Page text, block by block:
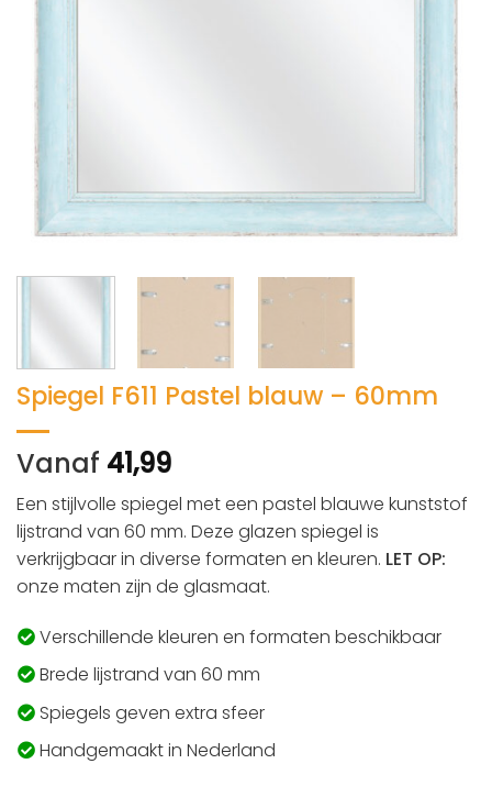
Spiegel F611 Pastel blauw – 60mm
Vanaf 41,99
Een stijlvolle spiegel met een pastel blauwe kunststof
lijstrand van 60 mm. Deze glazen spiegel is
verkrijgbaar in diverse formaten en kleuren. LET OP:
onze maten zijn de glasmaat.
Verschillende kleuren en formaten beschikbaar
Brede lijstrand van 60 mm
Spiegels geven extra sfeer
Handgemaakt in Nederland